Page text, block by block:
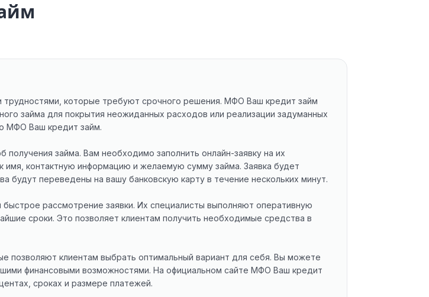
которые требуют срочного решения. МФО Ваш кредит займ
займа для покрытия неожиданных расходов или реализации задуманных
МФО Ваш кредит займ.
займа. Вам необходимо заполнить онлайн-заявку на их
имя, контактную информацию и желаемую сумму займа. Заявка будет
будут переведены на вашу банковскую карту в течение нескольких минут.
рассмотрение заявки. Их специалисты выполняют оперативную
сроки. Это позволяет клиентам получить необходимые средства в
позволяют клиентам выбрать оптимальный вариант для себя. Вы можете
финансовыми возможностями. На официальном сайте МФО Ваш кредит
сроках и размере платежей.